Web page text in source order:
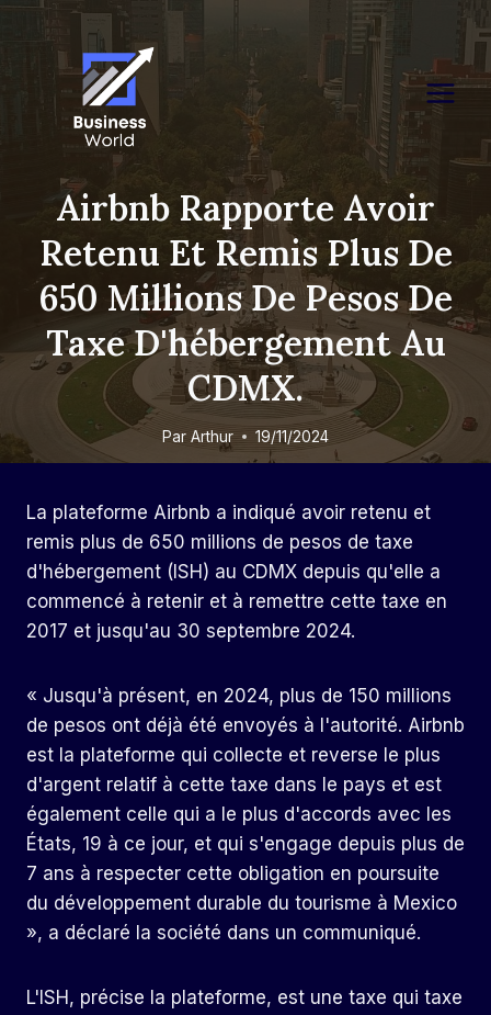
Skip
content
Airbnb Rapporte Avoir
Retenu Et Remis Plus De
650 Millions De Pesos De
Taxe D'hébergement Au
CDMX.
Par Arthur 19/11/2024
La plateforme Airbnb a indiqué avoir retenu et
remis plus de 650 millions de pesos de taxe
d'hébergement (ISH) au CDMX depuis qu'elle a
commencé à retenir et à remettre cette taxe en
2017 et jusqu'au 30 septembre 2024.
« Jusqu'à présent, en 2024, plus de 150 millions
de pesos ont déjà été envoyés à l'autorité. Airbnb
est la plateforme qui collecte et reverse le plus
d'argent relatif à cette taxe dans le pays et est
également celle qui a le plus d'accords avec les
États, 19 à ce jour, et qui s'engage depuis plus de
7 ans à respecter cette obligation en poursuite
du développement durable du tourisme à Mexico
», a déclaré la société dans un communiqué.
L'ISH, précise la plateforme, est une taxe qui taxe